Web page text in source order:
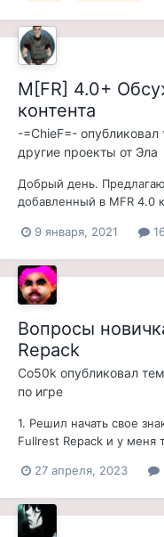
M[FR] 4.0+
контента
-=ChieF=- опубликовал
другие проекты от Эла
Добрый день.
добавленный в MFR 4.0
плохая проработка,
развёрнутые аргументы,
9 января, 2021
Вопросы
Repack
Co50k опубликовал
по игре
1. Решил начать свое
Fullrest Repack и у меня
контейнеров" делает
стал тремя днями", т.е. с
27 апреля, 2023